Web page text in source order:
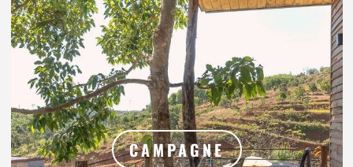
CAMPAGNE